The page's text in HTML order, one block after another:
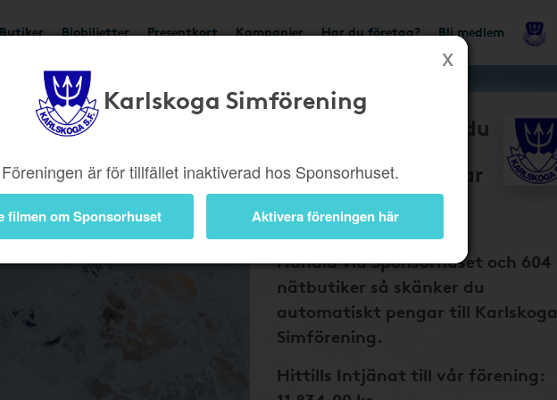
Butiker Biobiljetter Presentkort Kampanjer Har du företag? Bli medlem
Karlskoga Simförening
Föreningen är för tillfället inaktiverad hos Sponsorhuset.
filmen om Sponsorhuset Aktivera föreningen här
Bli medlem så får du
Simförening pengar
tillbaka på dina
nätköp
Handla via Sponsorhuset och 604
nätbutiker så skänker du
automatiskt pengar till Karlskoga
Simförening.
Hittills Intjänat till vår förening: